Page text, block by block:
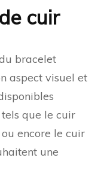
cuir
bracelet
aspect visuel et
que le cuir
encore le cuir
une